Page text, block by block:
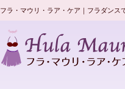
フラ・マウリ・ラア・ケア｜フラダン